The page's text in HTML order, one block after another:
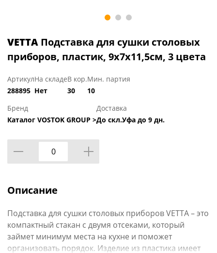
VETTA Подставка для сушки столовых
приборов, пластик, 9х7х11,5см, 3 цвета
Артикул
288895
На складе
Нет
В кор.
30
Мин. партия
10
Бренд
Каталог VOSTOK GROUP >
Доставка
До скл.Уфа до 9 дн.
Описание
Подставка для сушки столовых приборов VETTA – это
компактный стакан с двумя отсеками, который
займет минимум места на кухне и поможет
организовать порядок. Изделие из пластика имеет